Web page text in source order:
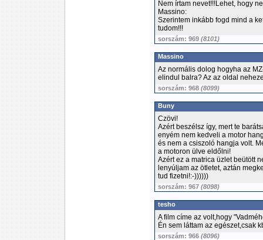
Nem írtam nevet!!!Lehet, hogy
Massino:
Szerintem inkább fogd mind a
tudom!!!
sorszám: 969 (8101)
Massino
Az normális dolog hogyha az
elindul balra? Az az oldal
sorszám: 968 (8099)
Buny
Czövi!
Azért beszélsz így, mert te
enyém nem kedveli a motor
és nem a csiszoló hangja volt.
a motoron ülve eldőlni!
Azért ez a matrica üzlet beütött
lenyúljam az ötletet, aztán
tud fizetni!:-))))))
sorszám: 967 (8098)
tesho
A film címe az volt,hogy
Én sem láttam az egészet,csak
sorszám: 966 (8096)